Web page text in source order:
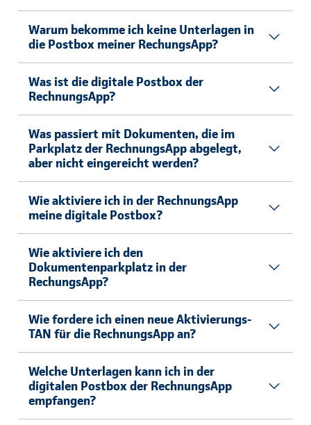
Warum bekomme ich keine Unterlagen in
die Postbox meiner RechungsApp?
Was ist die digitale Postbox der
RechnungsApp?
Was passiert mit Dokumenten, die im
Parkplatz der RechnungsApp abgelegt,
aber nicht eingereicht werden?
Wie aktiviere ich in der RechnungsApp
meine digitale Postbox?
Wie aktiviere ich den
Dokumentenparkplatz in der
RechungsApp?
Wie fordere ich einen neue Aktivierungs-
TAN für die RechnungsApp an?
Welche Unterlagen kann ich in der
digitalen Postbox der RechnungsApp
empfangen?